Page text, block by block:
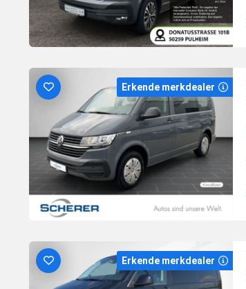
Erkende merkdealer
Erkende merkdealer